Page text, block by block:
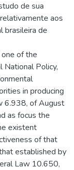
de sua
aos
brasileira de
of the
National Policy,
in producing
6.938, of August
as focus the
existent
of that
established by
Law 10.650,